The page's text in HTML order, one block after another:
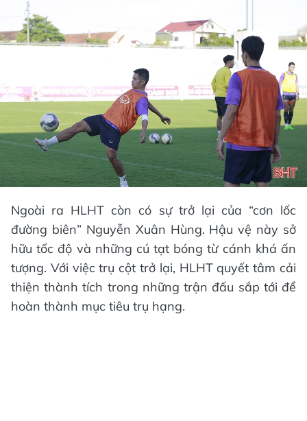
Ngoài ra HLHT còn có sự trở lại của “cơn lốc
đường biên” Nguyễn Xuân Hùng. Hậu vệ này sở
hữu tốc độ và những cú tạt bóng từ cánh khá ấn
tượng. Với việc trụ cột trở lại, HLHT quyết tâm cải
thiện thành tích trong những trận đấu sắp tới để
hoàn thành mục tiêu trụ hạng.